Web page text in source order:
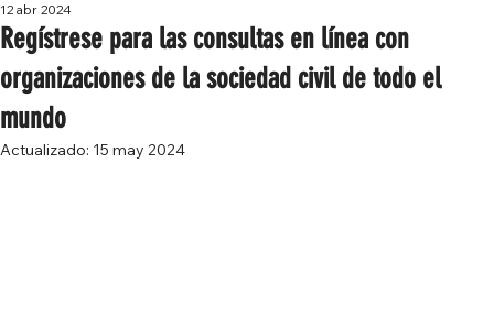
Regístrese para las consultas en línea con
organizaciones de la sociedad civil de todo el
mundo
12 abr 2024
Actualizado: 15 may 2024